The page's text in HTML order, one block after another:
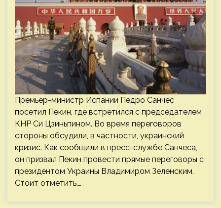
Премьер-министр Испании Педро Санчес
посетил Пекин, где встретился с председателем
КНР Си Цзиньпином. Во время переговоров
стороны обсудили, в частности, украинский
кризис. Как сообщили в пресс-службе Санчеса,
он призвал Пекин провести прямые переговоры с
президентом Украины Владимиром Зеленским.
Стоит отметить,…